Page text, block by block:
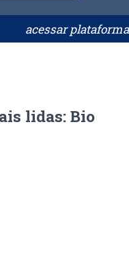
acessar
lidas: Bio